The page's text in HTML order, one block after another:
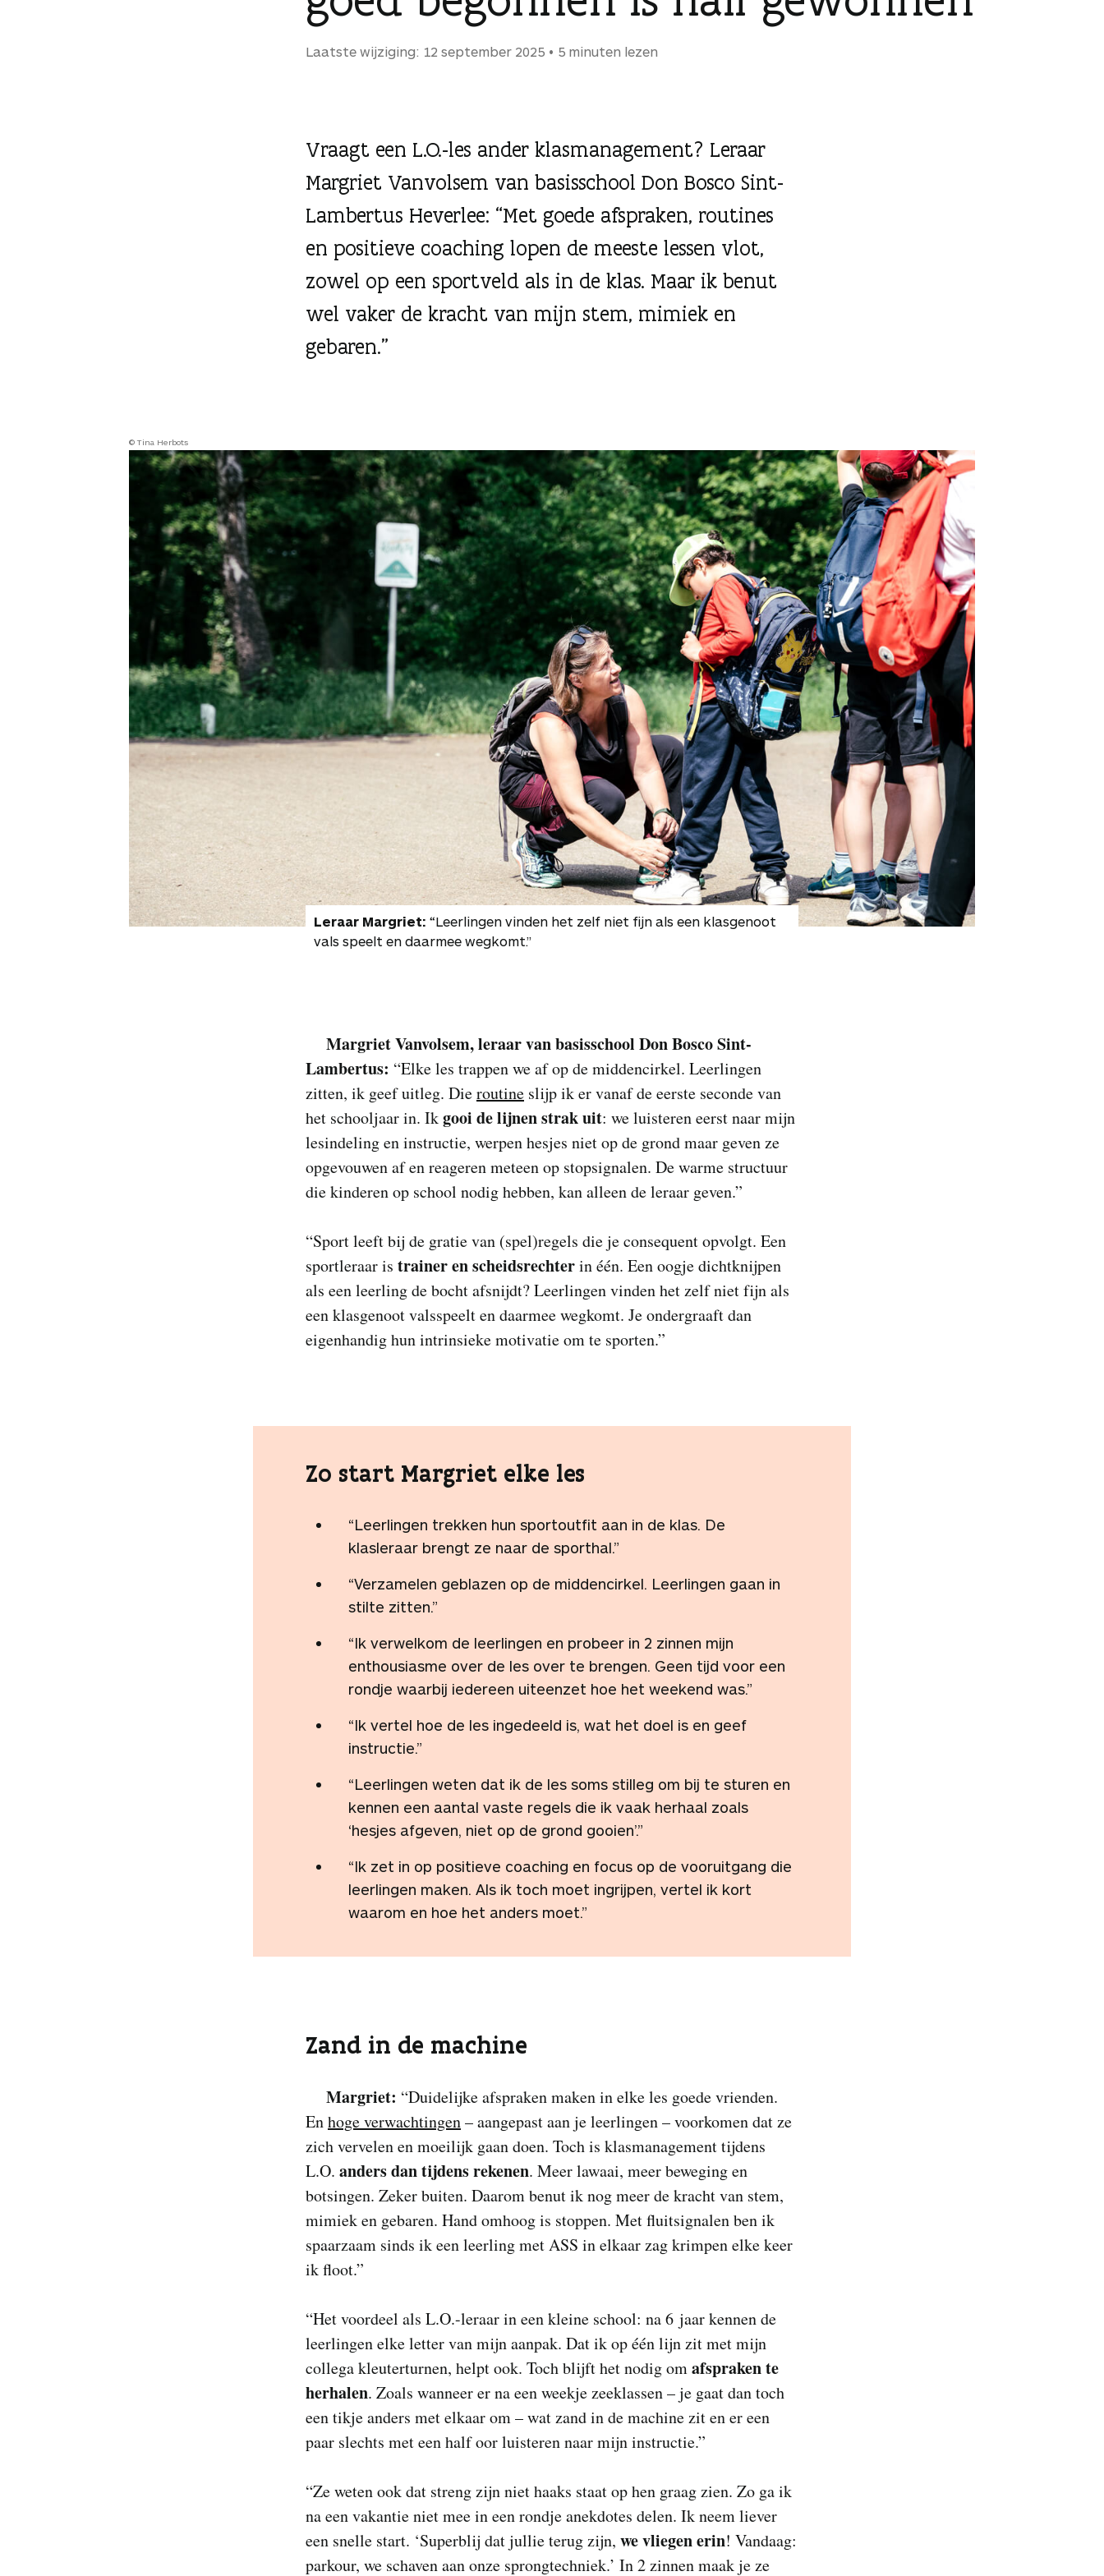
Laatste wijziging: 12 september 2025 5 minuten lezen
Vraagt een L.O.-les ander klasmanagement? Leraar
Margriet Vanvolsem van basisschool Don Bosco Sint-
Lambertus Heverlee: “Met goede afspraken, routines
en positieve coaching lopen de meeste lessen vlot,
zowel op een sportveld als in de klas. Maar ik benut
wel vaker de kracht van mijn stem, mimiek en
gebaren.”
© Tina Herbots
Leraar Margriet: “Leerlingen vinden het zelf niet fijn als een klasgenoot
vals speelt en daarmee wegkomt.”
Margriet Vanvolsem, leraar van basisschool Don Bosco Sint-
Lambertus: “Elke les trappen we af op de middencirkel. Leerlingen
zitten, ik geef uitleg. Dieroutine slijp ik er vanaf de eerste seconde van
het schooljaar in. Ikgooi de lijnen strak uit: we luisteren eerst naar mijn
lesindeling en instructie, werpen hesjes niet op de grond maar geven ze
opgevouwen af en reageren meteen op stopsignalen. De warme structuur
die kinderen op school nodig hebben, kan alleen de leraar geven.”
“Sport leeft bij de gratie van (spel)regels die je consequent opvolgt. Een
sportleraar is trainer en scheidsrechterin één. Een oogje dichtknijpen
als een leerling de bocht afsnijdt? Leerlingen vinden het zelf niet fijn als
een klasgenoot valsspeelt en daarmee wegkomt. Je ondergraaft dan
eigenhandig hun intrinsieke motivatie om te sporten.”
Zo start Margriet elke les
“Leerlingen trekken hun sportoutfit aan in de klas. De
klasleraar brengt ze naar de sporthal.”
“Verzamelen geblazen op de middencirkel. Leerlingen gaan in
stilte zitten.”
“Ik verwelkom de leerlingen en probeer in 2 zinnen mijn
enthousiasme over de les over te brengen. Geen tijd voor een
rondje waarbij iedereen uiteenzet hoe het weekend was.”
“Ik vertel hoe de les ingedeeld is, wat het doel is en geef
instructie.”
“Leerlingen weten dat ik de les soms stilleg om bij te sturen en
kennen een aantal vaste regels die ik vaak herhaal zoals
‘hesjes afgeven, niet op de grond gooien’.”
“Ik zet in op positieve coaching en focus op de vooruitgang die
leerlingen maken. Als ik toch moet ingrijpen, vertel ik kort
waarom en hoe het anders moet.”
Zand in de machine
Margriet: “Duidelijke afspraken maken in elke les goede vrienden.
Enhoge verwachtingen– aangepast aan je leerlingen – voorkomen dat ze
zich vervelen en moeilijk gaan doen. Toch is klasmanagement tijdens
L.O. anders dan tijdens rekenen. Meer lawaai, meer beweging en
botsingen. Zeker buiten. Daarom benut ik nog meer de kracht van stem,
mimiek en gebaren. Hand omhoog is stoppen. Met fluitsignalen ben ik
spaarzaam sinds ik een leerling met ASS in elkaar zag krimpen elke keer
ik floot.”
“Het voordeel als L.O.-leraar in een kleine school: na 6 jaar kennen de
leerlingen elke letter van mijn aanpak. Dat ik op één lijn zit met mijn
collega kleuterturnen, helpt ook. Toch blijft het nodig omafspraken te
herhalen. Zoals wanneer er na een weekje zeeklassen – je gaat dan toch
een tikje anders met elkaar om – wat zand in de machine zit en er een
paar slechts met een half oor luisteren naar mijn instructie.”
“Ze weten ook dat streng zijn niet haaks staat op hen graag zien. Zo ga ik
na een vakantie niet mee in een rondje anekdotes delen. Ik neem liever
een snelle start. ‘Superblij dat jullie terug zijn, we vliegen erin! Vandaag:
parkour, we schaven aan onze sprongtechniek.’ In 2 zinnen maak je ze